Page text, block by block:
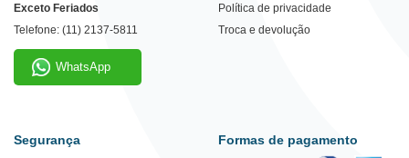
Exceto Feriados
Telefone: (11) 2137-5811
WhatsApp
Política de privacidade
Troca e devolução
Segurança Formas de pagamento